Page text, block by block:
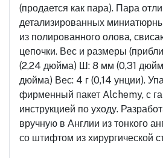
(продается как пара). Пара
детализированных
из полированного олова,
цепочки. Вес и размеры
(2,24 дюйма) Ш: 8 мм (0,31
дюйма) Вес: 4 г (0,14 унции).
фирменный пакет Alchemy, с
инструкцией по уходу.
вручную в Англии из тонкого
со штифтом из хирургической